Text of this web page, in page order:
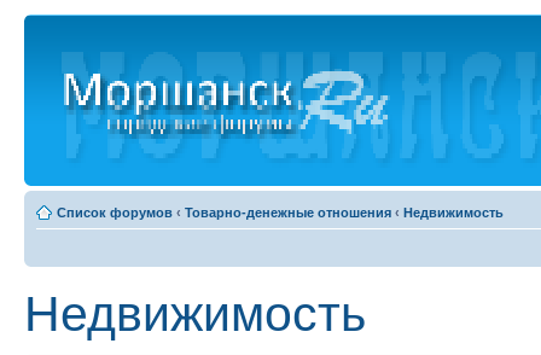
Список форумов ‹ Товарно-денежные отношения ‹ Недвижимость
Недвижимость